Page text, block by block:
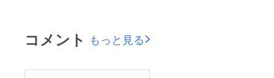
コメント もっと見る